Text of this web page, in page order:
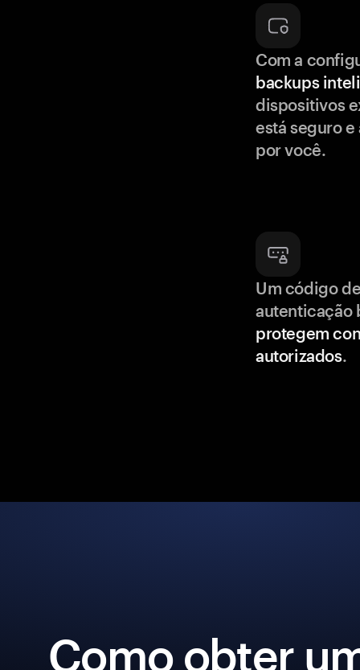
Com a
backups
dispositivos
está seguro
por você.
Um código
autenticação
protegem
autorizados.
Como obter